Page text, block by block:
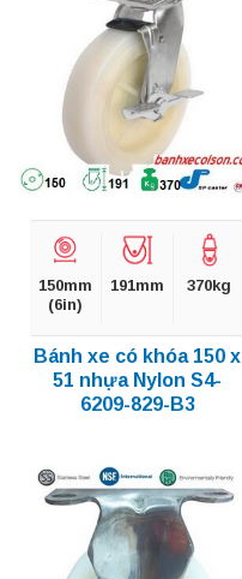
150mm
(6in)
191mm 370kg
Bánh xe có khóa 150 x
51 nhựa Nylon S4-
6209-829-B3